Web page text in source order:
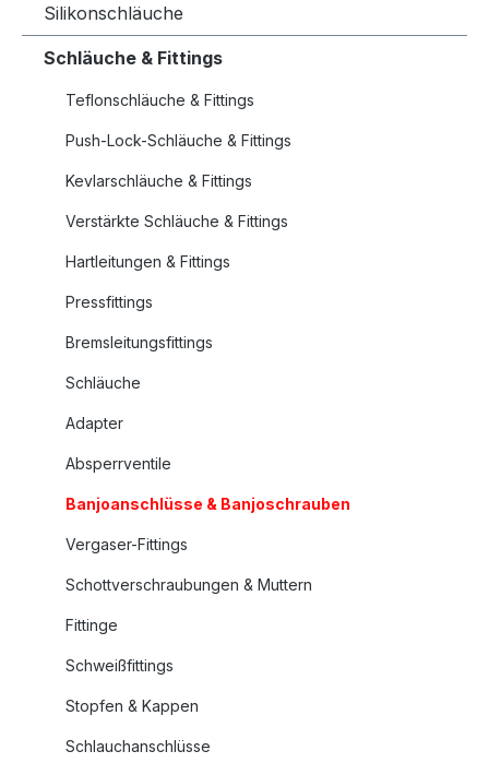
Silikonschläuche
Schläuche & Fittings
Teflonschläuche & Fittings
Push-Lock-Schläuche & Fittings
Kevlarschläuche & Fittings
Verstärkte Schläuche & Fittings
Hartleitungen & Fittings
Pressfittings
Bremsleitungsfittings
Schläuche
Adapter
Absperrventile
Banjoanschlüsse & Banjoschrauben
Vergaser-Fittings
Schottverschraubungen & Muttern
Fittinge
Schweißfittings
Stopfen & Kappen
Schlauchanschlüsse